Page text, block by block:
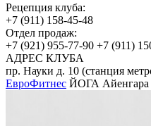
Рецепция клуба:
+7 (911) 158-45-48
Отдел продаж:
+7 (921) 955-77-90 +7 (911)
АДРЕС КЛУБА
пр. Науки д. 10 (станция
ЕвроФитнес ЙОГА Айенгара